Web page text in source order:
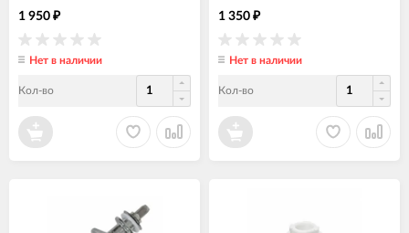
1 950 ₽
Нет в наличии
Кол-во
1 350 ₽
Нет в наличии
Кол-во